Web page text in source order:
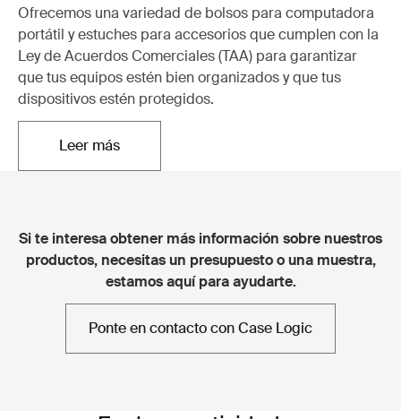
Ofrecemos una variedad de bolsos para computadora
portátil y estuches para accesorios que cumplen con la
Ley de Acuerdos Comerciales (TAA) para garantizar
que tus equipos estén bien organizados y que tus
dispositivos estén protegidos.
Leer másSe abre en una nueva pestaña
Si te interesa obtener más información sobre nuestros
productos, necesitas un presupuesto o una muestra,
estamos aquí para ayudarte.
Ponte en contacto con Case Logic